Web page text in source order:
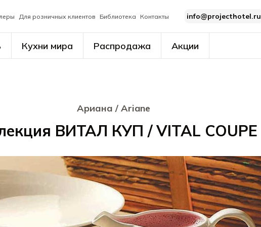
Для розничных клиентов Библиотека Контакты info@projecthotel.ru
Кухни мира Распродажа Акции
Ариана / Ariane
ВИТАЛ КУП / VITAL COUPE